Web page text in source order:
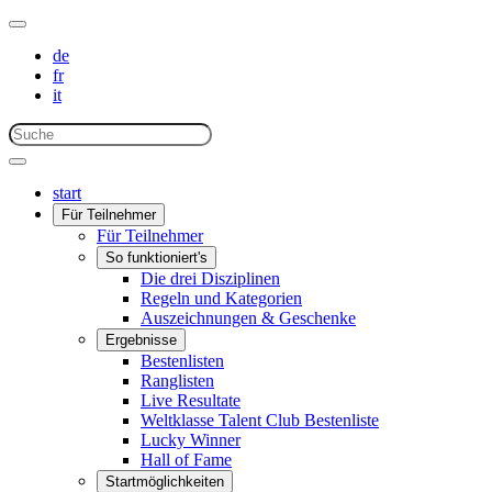
de
fr
it
start
Für Teilnehmer
Für Teilnehmer
So funktioniert's
Die drei Disziplinen
Regeln und Kategorien
Auszeichnungen & Geschenke
Ergebnisse
Bestenlisten
Ranglisten
Live Resultate
Weltklasse Talent Club Bestenliste
Lucky Winner
Hall of Fame
Startmöglichkeiten